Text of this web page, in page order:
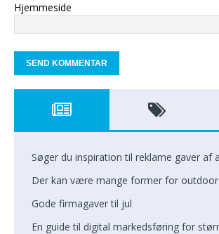
Hjemmeside
Søger du inspiration til reklame gaver af
Der kan være mange former for outdoor
Gode firmagaver til jul
En guide til digital markedsføring for